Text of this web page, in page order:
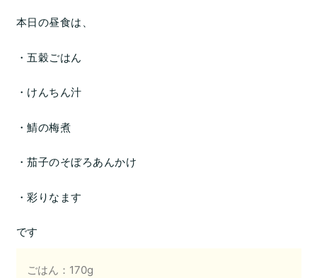
本日の昼食は、
・五穀ごはん
・けんちん汁
・鯖の梅煮
・茄子のそぼろあんかけ
・彩りなます
です
ごはん：170g